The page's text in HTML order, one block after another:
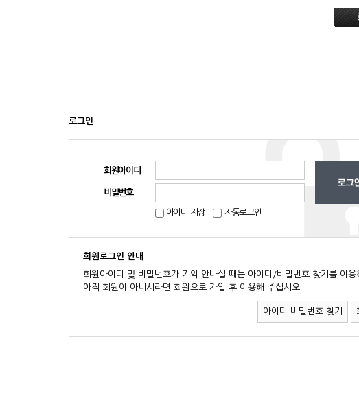
로그인
회원아이디
비밀번호
아이디 저장 자동로그인
회원로그인 안내
회원아이디 및 비밀번호가 기억 안나실 때는 아이디/비밀번호 찾기를 이용
아직 회원이 아니시라면 회원으로 가입 후 이용해 주십시오.
아이디 비밀번호 찾기